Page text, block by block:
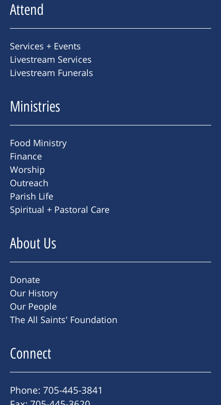
Attend
Services + Events
Livestream Services
Livestream Funerals
Ministries
Food Ministry
Finance
Worship
Outreach
Parish Life
Spiritual + Pastoral Care
About Us
Donate
Our History
Our People
The All Saints' Foundation
Connect
Phone: 705-445-3841